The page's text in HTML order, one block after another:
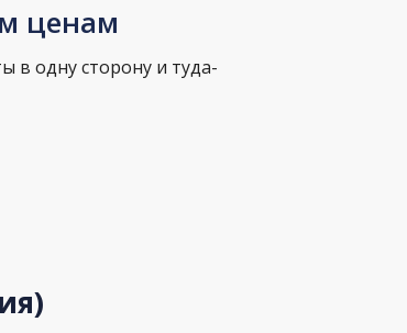
ценам
в одну сторону и туда-